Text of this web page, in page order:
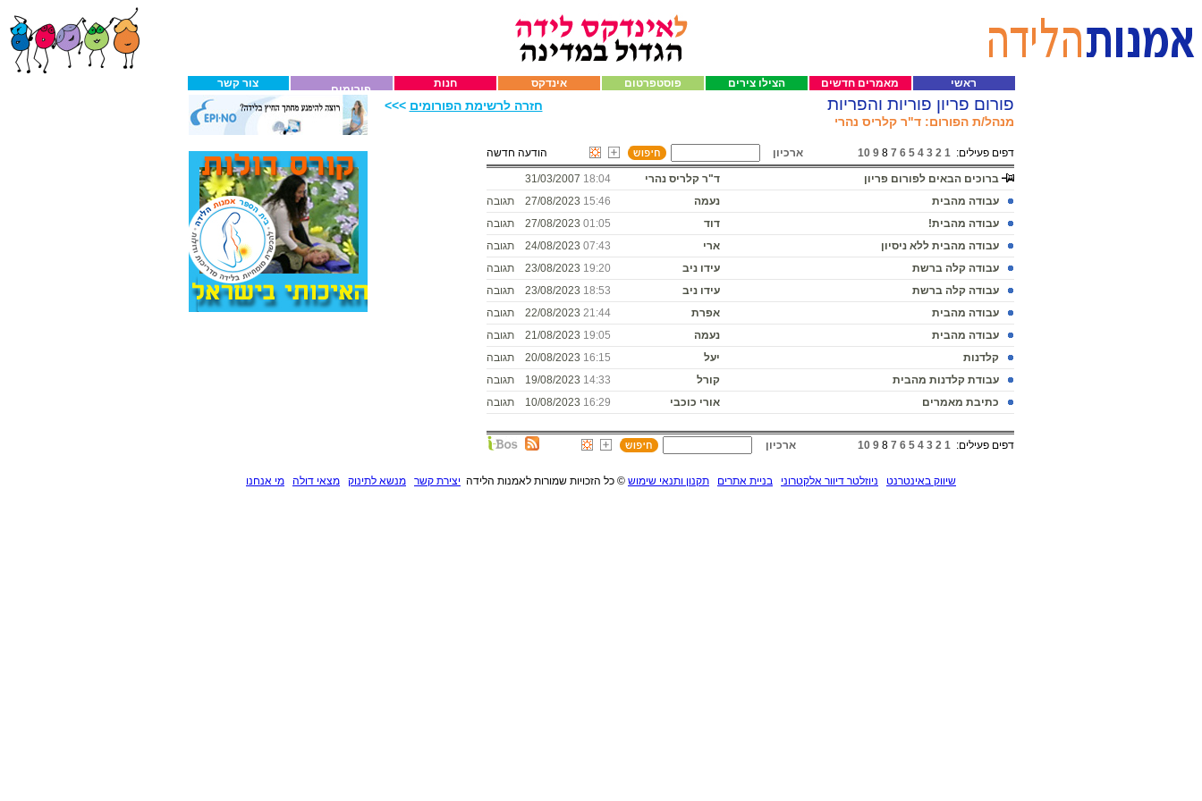
צור קשר פורומים חנות אינדקס פוסטפרטום הצילו צירים מאמרים חדשים ראשי
חזרה לרשימת הפורומים >>> פורום פריון פוריות והפריות
מנהל/ת הפורום: ד"ר קלריס נהרי
דפים פעילים: 1
2
3
4
5
6
7
8
9
10 ארכיון הודעה חדשה
ברוכים הבאים לפורום פריון ד"ר קלריס נהרי 18:04
עבודה מהבית
נעמה 15:46
תגובה
עבודה מהבית!
דוד 01:05
תגובה
עבודה מהבית ללא ניסיון
ארי 07:43
תגובה
עבודה קלה ברשת
עידו ניב 19:20
תגובה
עבודה קלה ברשת
עידו ניב 18:53
תגובה
עבודה מהבית
אפרת 21:44
תגובה
עבודה מהבית
נעמה 19:05
תגובה
קלדנות
יעל 16:15
תגובה
עבודת קלדנות מהבית
קורל 14:33
תגובה
כתיבת מאמרים
אורי כוכבי 16:29 תגובה
דפים פעילים: 1
2
3
4
5
6
7
8
9
10 ארכיון
שיווק באינטרנט ניוזלטר דיוור אלקטרוני בניית אתרים תקנון ותנאי שימוש © כל הזכויות שמורות לאמנות הלידה יצירת קשר מנשא לתינוק מצאי דולה מי אנחנו